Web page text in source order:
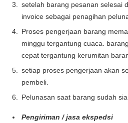
setelah barang pesanan selesai
invoice sebagai penagihan
Proses pengerjaan barang
minggu tergantung cuaca.
cepat tergantung kerumitan
setiap proses pengerjaan akan
pembeli.
Pelunasan saat barang sudah
Pengiriman / jasa ekspedsi